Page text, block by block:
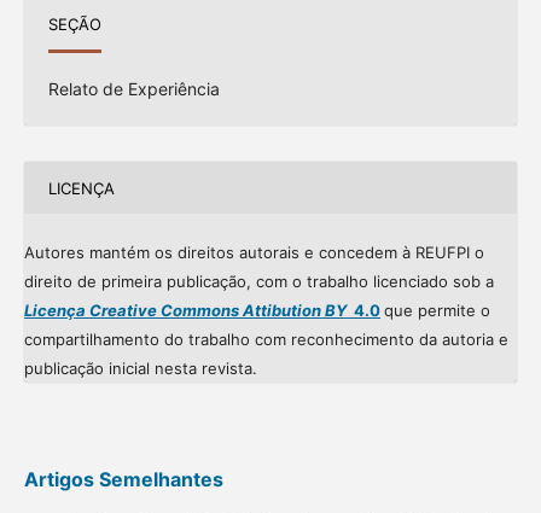
SEÇÃO
Relato de Experiência
LICENÇA
Autores mantém os direitos autorais e concedem à REUFPI o
direito de primeira publicação, com o trabalho licenciado sob a
Licença Creative Commons Attibution BY4.0que permite o
compartilhamento do trabalho com reconhecimento da autoria e
publicação inicial nesta revista.
Artigos Semelhantes